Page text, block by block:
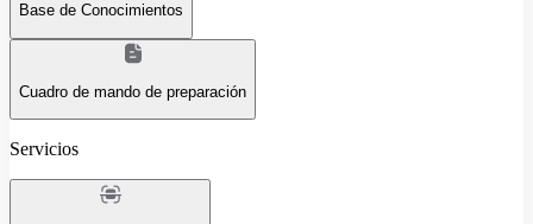
Base de Conocimientos
Cuadro de mando de preparación
Servicios